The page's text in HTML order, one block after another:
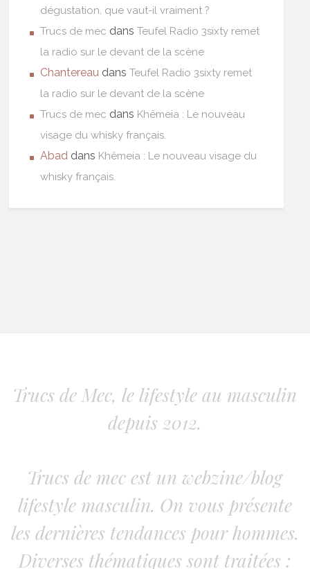
dégustation, que vaut-il vraiment ?
Trucs de mec dansTeufel Radio 3sixty remet
la radio sur le devant de la scène
Chantereau dansTeufel Radio 3sixty remet
la radio sur le devant de la scène
Trucs de mec dans Khêmeia : Le nouveau
visage du whisky français.
Abad dans Khêmeia : Le nouveau visage du
whisky français.
Trucs de Mec, le lifestyle au masculin
depuis 2012.
Trucs de mec est un webzine/blog
lifestyle masculin. On vous présente
les dernières tendances pour hommes.
Diverses thématiques sont traitées :